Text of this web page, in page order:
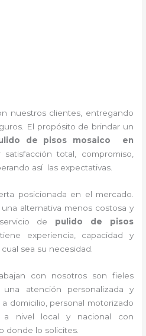
nuestros clientes, entregando
El propósito de brindar un
de pisos mosaico en
total, compromiso,
así las expectativas.
posicionada en el mercado.
alternativa menos costosa y
de pulido de pisos
experiencia, capacidad y
sea su necesidad.
con nosotros son fieles
una atención personalizada y
a domicilio, personal motorizado
a nivel local y nacional con
donde lo solicites.